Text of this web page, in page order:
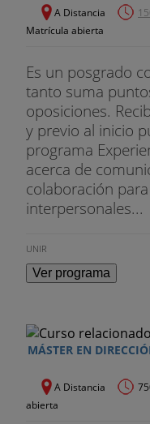
A Distancia
Matrícula abierta
Es un posgrado
tanto suma
oposiciones.
y previo al inicio
programa
acerca de
colaboración
interpersonales...
UNIR
Ver programa
MÁSTER EN
A Distancia
abierta